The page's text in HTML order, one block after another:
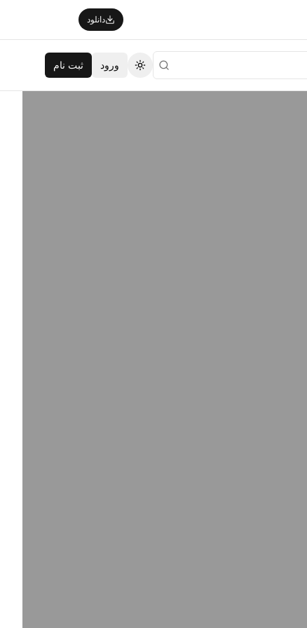
دانلود
تغییر تم
ورود ثبت نام